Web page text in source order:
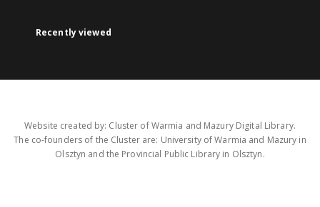
Recently viewed
Website created by: Cluster of Warmia and Mazury Digital Library.
The co-founders of the Cluster are: University of Warmia and Mazury in
Olsztyn and the Provincial Public Library in Olsztyn.